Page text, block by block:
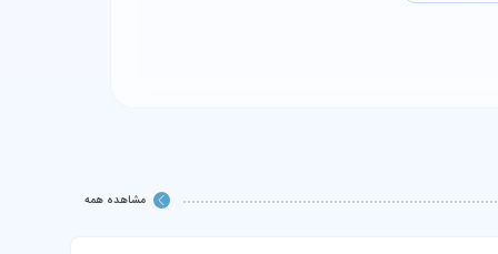
مشاهده همه